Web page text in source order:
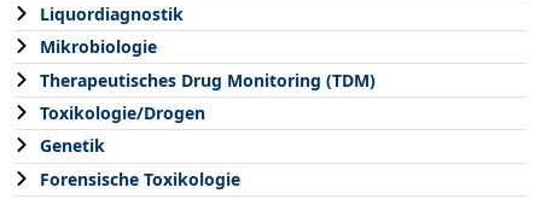
Liquordiagnostik
Mikrobiologie
Therapeutisches Drug Monitoring (TDM)
Toxikologie/Drogen
Genetik
Forensische Toxikologie